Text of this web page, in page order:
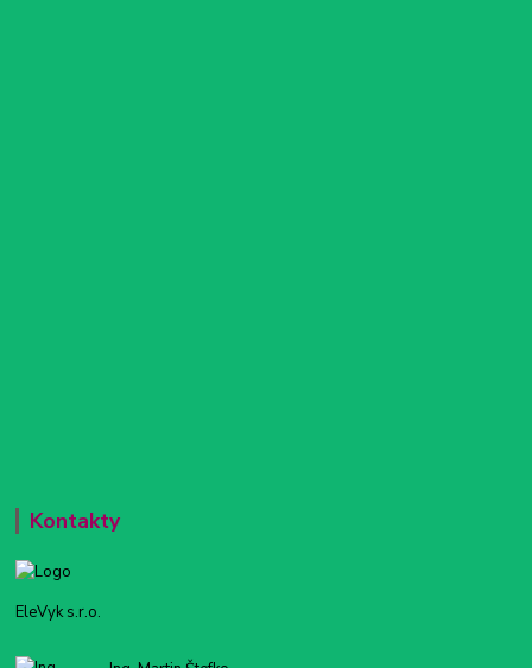
Kontakty
EleVyk s.r.o.